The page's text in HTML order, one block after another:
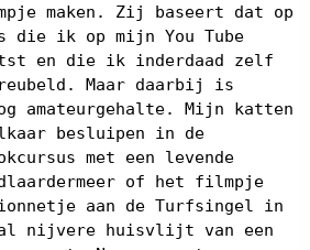
maken. Zij baseert dat op
die ik op mijn You Tube
en die ik inderdaad zelf
Maar daarbij is
amateurgehalte. Mijn katten
besluipen in de
met een levende
of het filmpje
aan de Turfsingel in
nijvere huisvlijt van een